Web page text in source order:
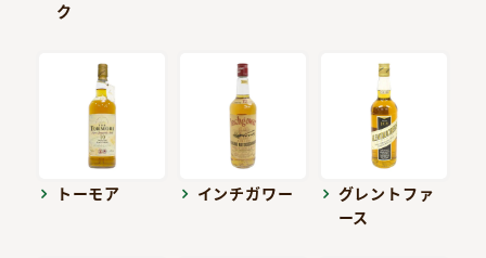
ク
トーモア インチガワー
グレントファ
ース